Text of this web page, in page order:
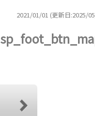
2021/01/01 (更新日:2025/